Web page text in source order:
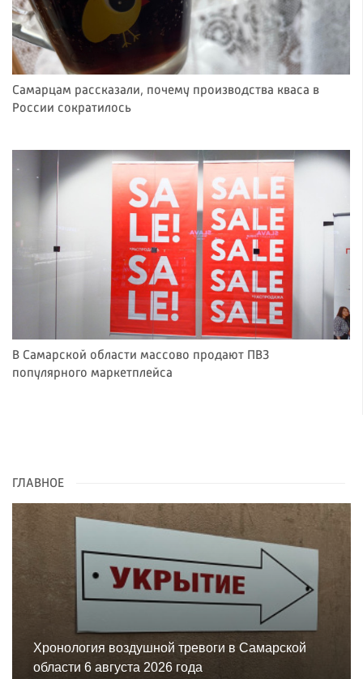
Самарцам рассказали, почему производства кваса в
России сократилось
В Самарской области массово продают ПВЗ
популярного маркетплейса
ГЛАВНОЕ
Хронология воздушной тревоги в Самарской
области 6 августа 2026 года